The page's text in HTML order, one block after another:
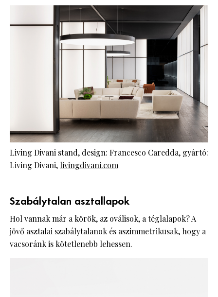
Living Divani stand, design: Francesco Caredda, gyártó:
Living Divani, livingdivani.com
Szabálytalan asztallapok
Hol vannak már a körök, az oválisok, a téglalapok? A
jövő asztalai szabálytalanok és aszimmetrikusak, hogy a
vacsoránk is kötetlenebb lehessen.